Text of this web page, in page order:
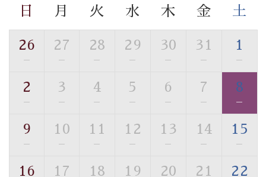
【温泉】
の効果が高い、極めて希有な源泉です。身も心も癒され
■お座敷風呂（大浴場）
温泉の成分に合わせ、防菌防カビの特殊素材の畳を使
用。 足元が柔らかく、そして滑りにくい畳のお風呂で
す。
※男性大浴場までのご移動には階段がございます。 予め
日 月 火 水 木 金 土
26
—
27
—
28
—
29
—
30
—
31
—
1
—
2
—
3
—
4
—
5
—
6
—
7
—
8
—
9
—
10
—
11
—
12
—
13
—
14
—
15
—
16 17 18 19 20 21 22